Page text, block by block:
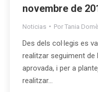
novembre de
Noticias Por Tania
Des dels col·legis es
realitzar seguiment de
aprovada, i per a
realitzar…